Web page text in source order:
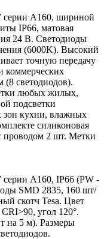
серии A160, шириной
IP66, матовая
24 В. Светодиоды
(6000K). Высокий
точную передачу
коммерческих
светодиодов).
любых жилых,
подсветки
зон кухни, влажных
силиконовая
проводом 2 шт. Метки
серии A160, IP66 (PW -
SMD 2835, 160 шт/
скотч Tesa. Цвет
угол 120°.
на 5 м). Размеры